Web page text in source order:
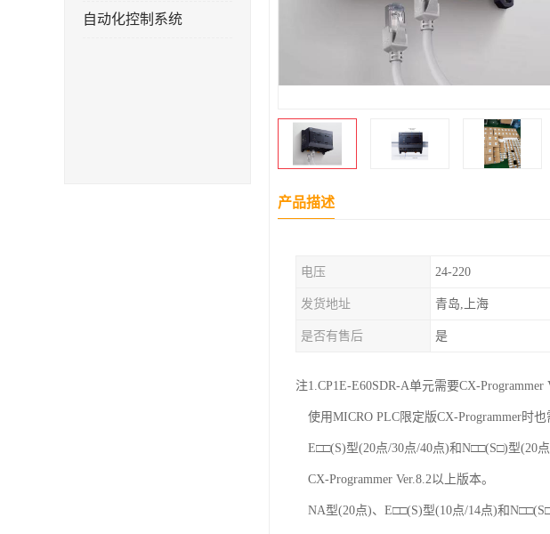
自动化控制系统
产品描述
电压 24-220
发货地址 青岛,上海
是否有售后 是
注1.CP1E-E60SDR-A单元需要CX-Programmer
使用MICRO PLC限定版CX-Programmer时也
E□□(S)型(20点/30点/40点)和N□□(S□)型(20
CX-Programmer Ver.8.2以上版本。
NA型(20点)、E□□(S)型(10点/14点)和